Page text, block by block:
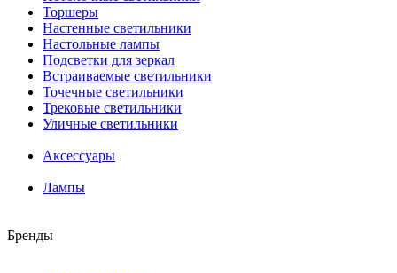
Торшеры
Настенные светильники
Настольные лампы
Подсветки для зеркал
Встраиваемые светильники
Точечные светильники
Трековые светильники
Уличные светильники
Аксессуары
Лампы
Бренды